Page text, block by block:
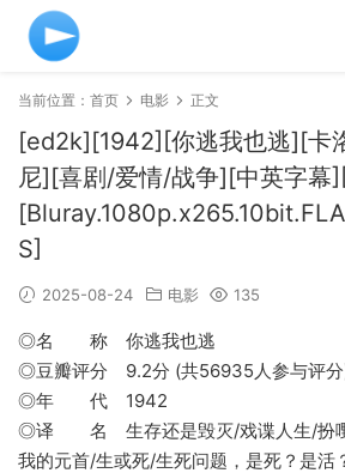
当前位置： 首页 电影 正文
[ed2k][1942][你逃我也逃][卡
尼][喜剧/爱情/战争][中英字幕
S]
2025-08-24 电影 135
◎名 称 你逃我也逃
◎豆瓣评分 9.2分 (共56935人参与评
◎年 代 1942
◎译 名 生存还是毁灭/戏谍人生/扮嘢
我的元首/生或死/生死问题，是死？是活